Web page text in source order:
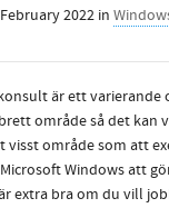
2022 in
är ett varierande
område så det kan
visst område som att
Windows att
extra bra om du vill